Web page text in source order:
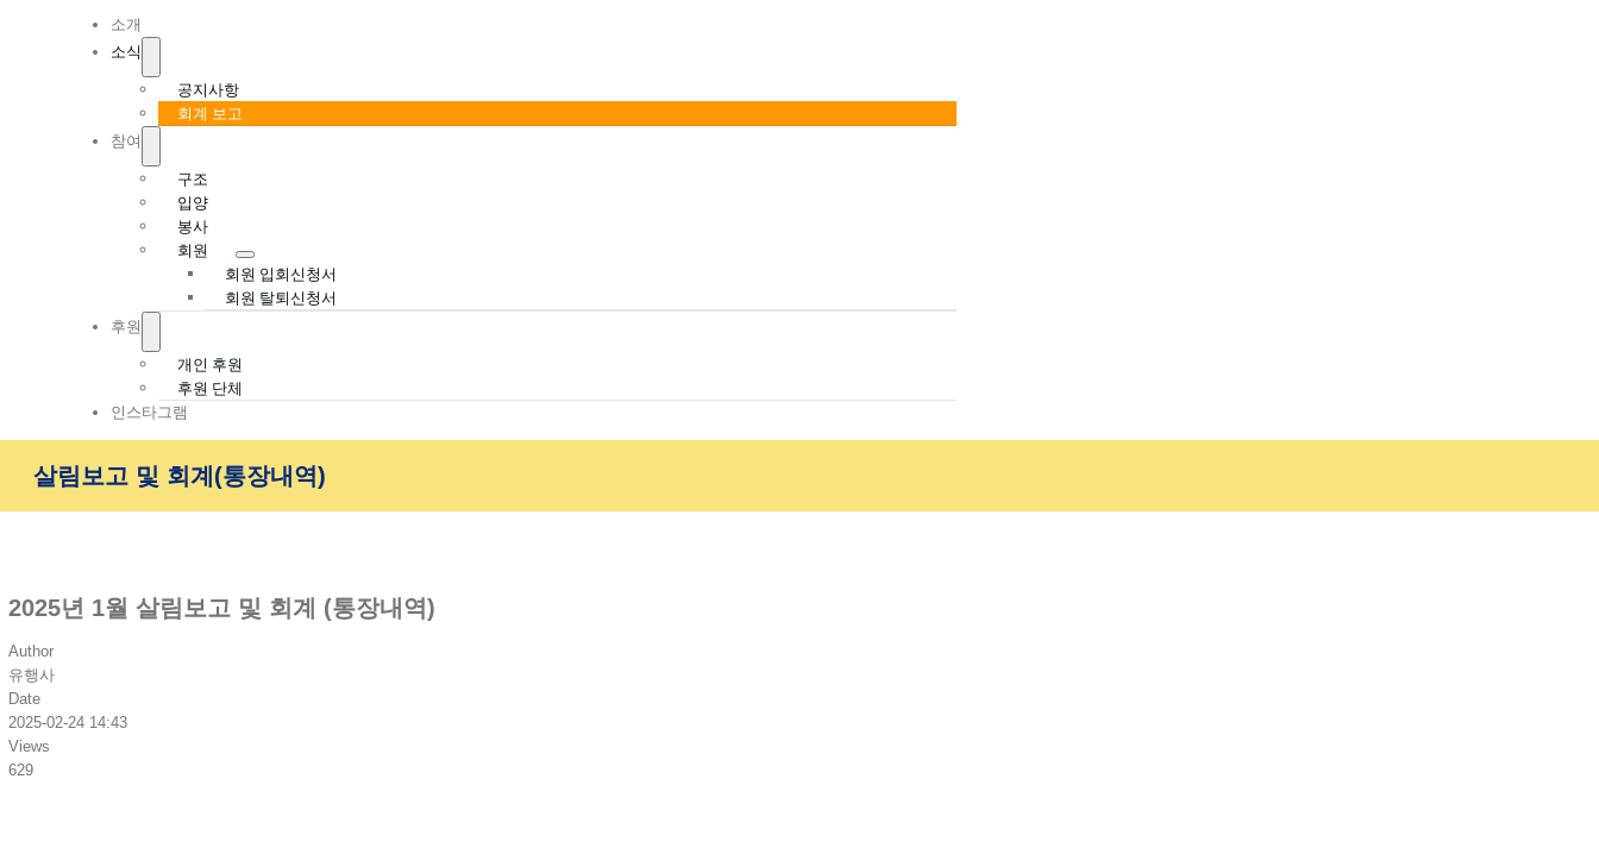
Navigation
소개
소식
공지사항
회계 보고
참여
구조
입양
봉사
회원
회원 입회신청서
회원 탈퇴신청서
후원
개인 후원
후원 단체
인스타그램
살림보고 및 회계(통장내역)
2025년 1월 살림보고 및 회계 (통장내역)
Author
유행사
Date
2025-02-24 14:43
Views
629